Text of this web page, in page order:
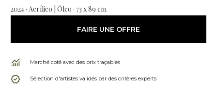
2024 · Acrílico | Óleo · 73 x 89 cm
FAIRE UNE OFFRE
Marché coté avec des prix traçables
Sélection d'artistes validés par des critères experts